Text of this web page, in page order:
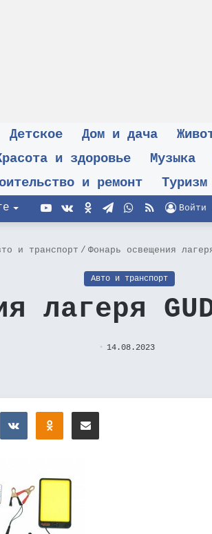
Детское Дом и дача
и здоровье Музыка
и ремонт Туризм
Войти
RSS
WhatsApp
Telegram
Одноклассники
vk.com
YouTube
и транспорт / Фонарь освещения
Авто и транспорт
лагеря
14.08.2023
ВконтактеОдноклассники
Поделиться через электронную почту